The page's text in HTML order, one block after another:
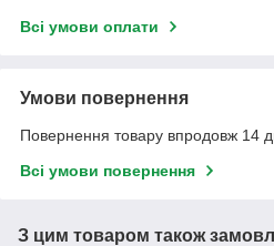
Всі умови оплати
Умови повернення
Повернення товару впродовж 14
Всі умови повернення
З цим товаром також